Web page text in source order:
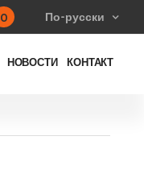
0 По-русски
НОВОСТИ КОНТАКТ